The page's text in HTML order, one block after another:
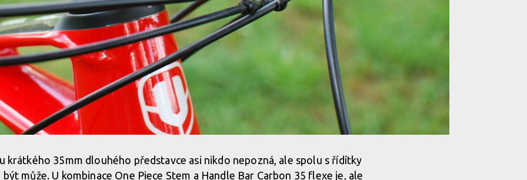
krátkého 35mm dlouhého představce asi nikdo nepozná, ale spolu s řídítky
může. U kombinace One Piece Stem a Handle Bar Carbon 35 flexe je, ale